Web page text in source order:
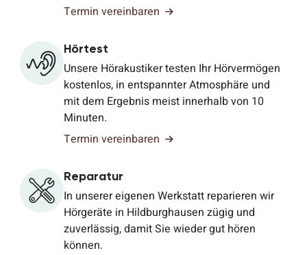
Termin vereinbaren
Hörtest
Unsere Hörakustiker testen Ihr Hörvermögen
kostenlos, in entspannter Atmosphäre und
mit dem Ergebnis meist innerhalb von 10
Minuten.
Termin vereinbaren
Reparatur
In unserer eigenen Werkstatt reparieren wir
Hörgeräte in Hildburghausen zügig und
zuverlässig, damit Sie wieder gut hören
können.